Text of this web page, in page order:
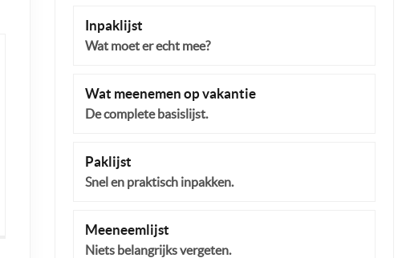
Inpaklijst
Wat moet er echt mee?
Wat meenemen op vakantie
De complete basislijst.
Paklijst
Snel en praktisch inpakken.
Meeneemlijst
Niets belangrijks vergeten.